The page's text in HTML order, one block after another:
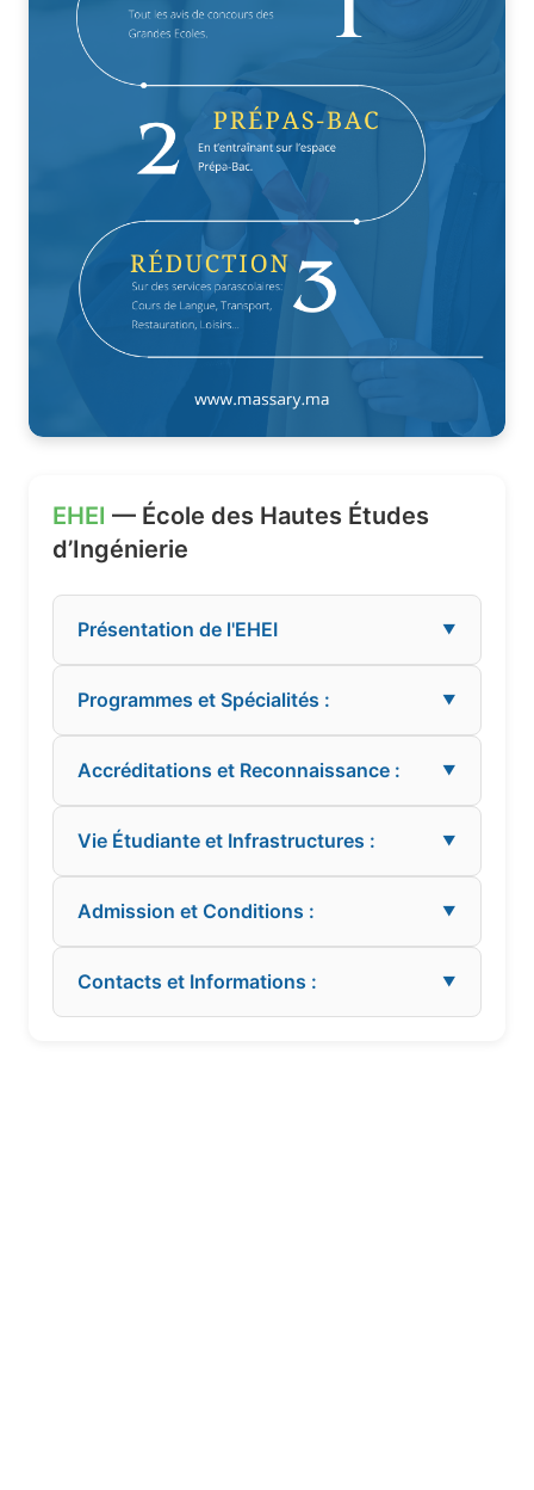
EHEI — École des Hautes Études
d’Ingénierie
Présentation de l'EHEI ▼
Programmes et Spécialités : ▼
Accréditations et Reconnaissance : ▼
Vie Étudiante et Infrastructures : ▼
Admission et Conditions : ▼
Contacts et Informations : ▼